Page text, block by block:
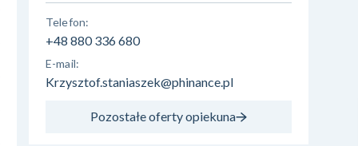
Telefon:
+48 880 336 680
E-mail:
Krzysztof.staniaszek@phinance.pl
Pozostałe oferty opiekuna